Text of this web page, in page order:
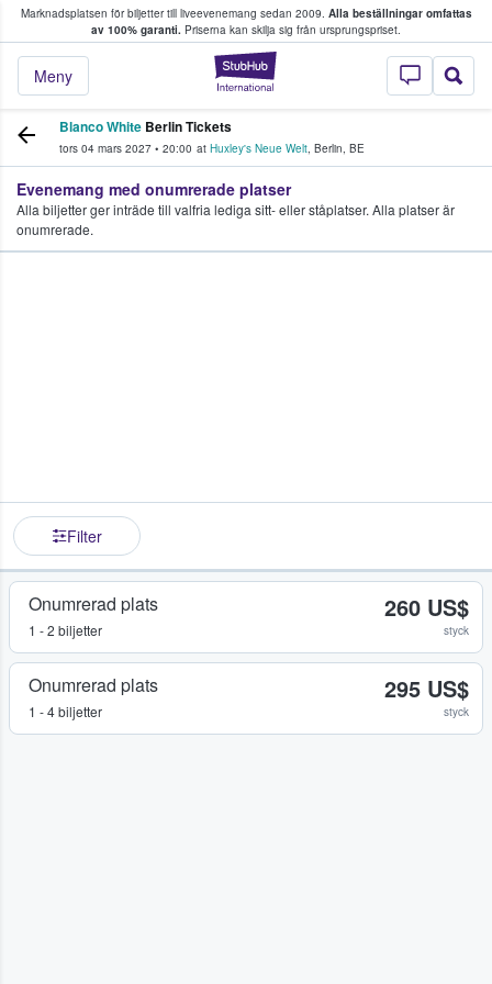
Marknadsplatsen för biljetter till liveevenemang sedan 2009. Alla beställningar omfattas
av 100% garanti. Priserna kan skilja sig från ursprungspriset.
StubHub – där
Meny
köper och säljer biljetter.
Blanco White Berlin Tickets
tors 04 mars 2027 • 20:00 at Huxley's Neue Welt, Berlin, BE
Evenemang med onumrerade platser
Alla biljetter ger inträde till valfria lediga sitt- eller ståplatser. Alla platser är
onumrerade.
Filter
Onumrerad plats
1 - 2 biljetter
260 US$
styck
Onumrerad plats
1 - 4 biljetter
295 US$
styck